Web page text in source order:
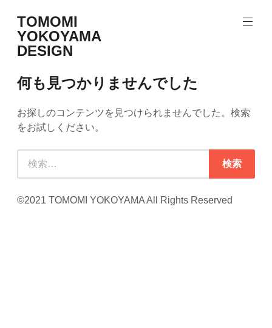
ン
テ
ン
へ
ス
キ
ッ
TOMOMI
YOKOYAMA
DESIGN
design
&
design
何も見つかりませんでした
お探しのコンテンツを見つけられませんでした。検索
をお試しください。
©2021 TOMOMI YOKOYAMA All Rights Reserved